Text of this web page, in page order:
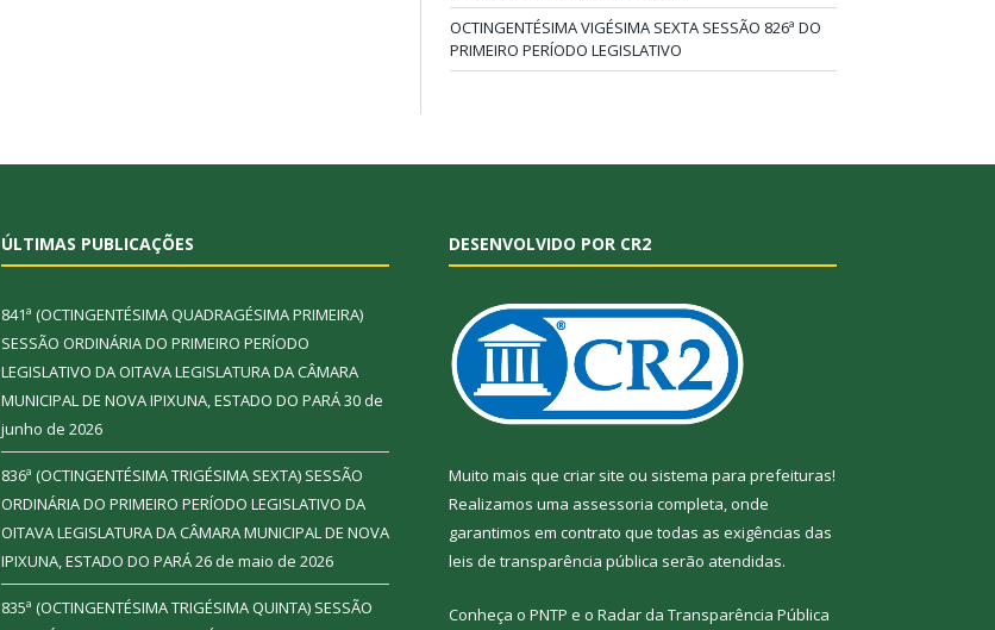
OCTINGENTÉSIMA VIGÉSIMA SEXTA SESSÃO 826ª DO
PRIMEIRO PERÍODO LEGISLATIVO
ÚLTIMAS PUBLICAÇÕES
841ª (OCTINGENTÉSIMA QUADRAGÉSIMA PRIMEIRA)
SESSÃO ORDINÁRIA DO PRIMEIRO PERÍODO
LEGISLATIVO DA OITAVA LEGISLATURA DA CÂMARA
MUNICIPAL DE NOVA IPIXUNA, ESTADO DO PARÁ30 de
junho de 2026
836ª (OCTINGENTÉSIMA TRIGÉSIMA SEXTA) SESSÃO
ORDINÁRIA DO PRIMEIRO PERÍODO LEGISLATIVO DA
OITAVA LEGISLATURA DA CÂMARA MUNICIPAL DE NOVA
IPIXUNA, ESTADO DO PARÁ26 de maio de 2026
835ª (OCTINGENTÉSIMA TRIGÉSIMA QUINTA) SESSÃO
DESENVOLVIDO POR CR2
Muito mais que criar site ou sistema para prefeituras!
Realizamos uma assessoria completa, onde
garantimos em contrato que todas as exigências das
leis de transparência pública serão atendidas.
Conheça o PNTP e o Radar da Transparência Pública